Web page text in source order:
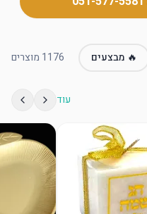
🔥 מבצעים 1176 מוצרים
עוד